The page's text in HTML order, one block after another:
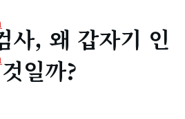
사, 왜 갑자기 인
일까?